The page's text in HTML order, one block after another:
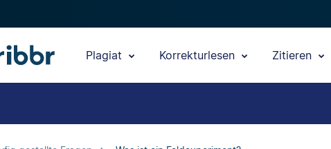
Plagiat Korrekturlesen Zitieren